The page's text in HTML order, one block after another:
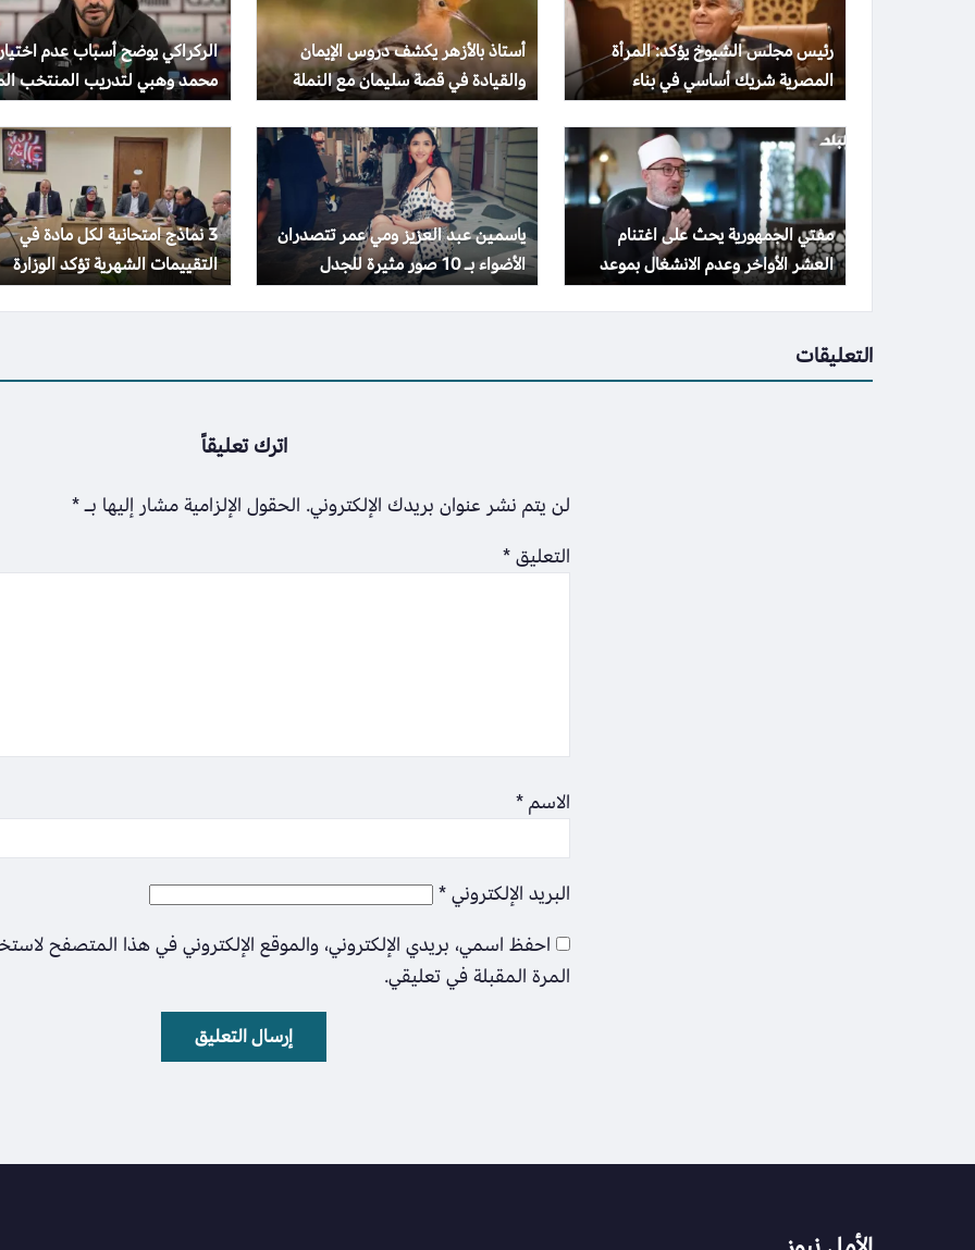
رئيس مجلس الشيوخ يؤكد: المرأة
المصرية شريك أساسي في بناء
المجتمع وتحقيق التنمية الشاملة
أستاذ بالأزهر يكشف دروس الإيمان
والقيادة في قصة سليمان مع النملة
والهدهد
الركراكي يوضح أسباب عدم
محمد وهبي لتدريب المنتخب
مفتي الجمهورية يحث على اغتنام
العشر الأواخر وعدم الانشغال بموعد
ليلة القدر
ياسمين عبد العزيز ومي عمر تتصدران
الأضواء بـ 10 صور مثيرة للجدل
3 نماذج امتحانية لكل مادة في
التقييمات الشهرية تؤكد الوزارة
إجراؤها في موعدها
التعليقات
اترك تعليقاً
لن يتم نشر عنوان بريدك الإلكتروني. الحقول الإلزامية مشار إليها بـ*
التعليق*
الاسم*
البريد الإلكتروني*
احفظ اسمي، بريدي الإلكتروني، والموقع الإلكتروني في هذا المتصفح
المرة المقبلة في تعليقي.